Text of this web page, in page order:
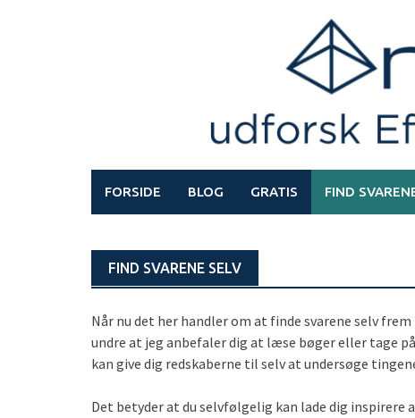
FORSIDE BLOG GRATIS FIND
FIND SVARENE SELV
Når nu det her handler om at finde svarene selv
undre at jeg anbefaler dig at læse bøger eller tage
kan give dig redskaberne til selv at undersøge
Det betyder at du selvfølgelig kan lade dig inspirere